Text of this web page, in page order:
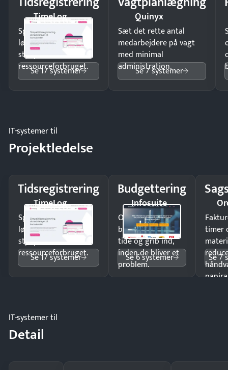
TimeLog
Spar tid på
lønberegning og få
styr på
ressourceforbruget.
Se 17 systemer
Quinyx
Sæt det rette antal
medarbejdere på vagt
med minimal
administration.
Se 7 systemer
IT-systemer til
Projektledelse
Tidsregistrering
TimeLog
Spar tid på
lønberegning og få
styr på
ressourceforbruget.
Se 17 systemer
Budgettering
Infosuite
Opdag
budgetafvigelser i
tide og grib ind,
inden de bliver et
problem.
Se 6 systemer
timer
Se 7
IT-systemer til
Detail